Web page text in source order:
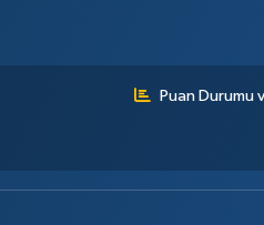
Puan Durumu